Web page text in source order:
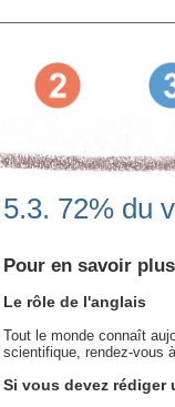
5.3. 72% du
Pour en savoir plus
Le rôle de l'anglais
Tout le monde connaît
scientifique, rendez-vous
Si vous devez rédiger